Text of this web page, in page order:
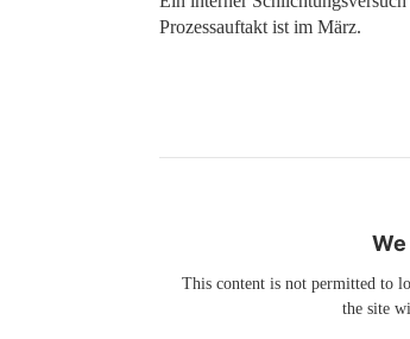
Prozessauftakt ist im März.
This content is not permitted to
the site